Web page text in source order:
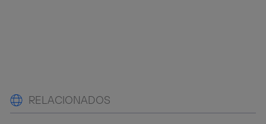
RELACIONADOS